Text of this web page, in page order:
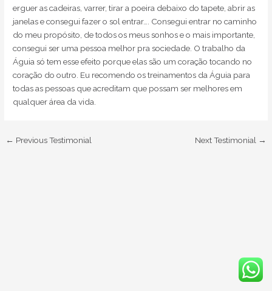
erguer as cadeiras, varrer, tirar a poeira debaixo do tapete, abrir as
janelas e consegui fazer o sol entrar…. Consegui entrar no caminho
do meu propósito, de todos os meus sonhos e o mais importante,
consegui ser uma pessoa melhor pra sociedade. O trabalho da
Águia só tem esse efeito porque elas são um coração tocando no
coração do outro. Eu recomendo os treinamentos da Águia para
todas as pessoas que acreditam que possam ser melhores em
qualquer área da vida.
← Previous Testimonial Next Testimonial →